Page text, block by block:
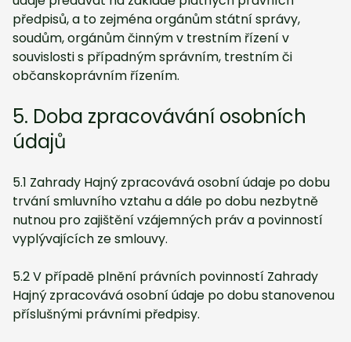
předpisů, a to zejména orgánům státní správy,
soudům, orgánům činným v trestním řízení v
souvislosti s případným správním, trestním či
občanskoprávním řízením.
5. Doba zpracovávání osobních
údajů
5.1 Zahrady Hajný zpracovává osobní údaje po dobu
trvání smluvního vztahu a dále po dobu nezbytně
nutnou pro zajištění vzájemných práv a povinností
vyplývajících ze smlouvy.
5.2 V případě plnění právních povinností Zahrady
Hajný zpracovává osobní údaje po dobu stanovenou
příslušnými právními předpisy.